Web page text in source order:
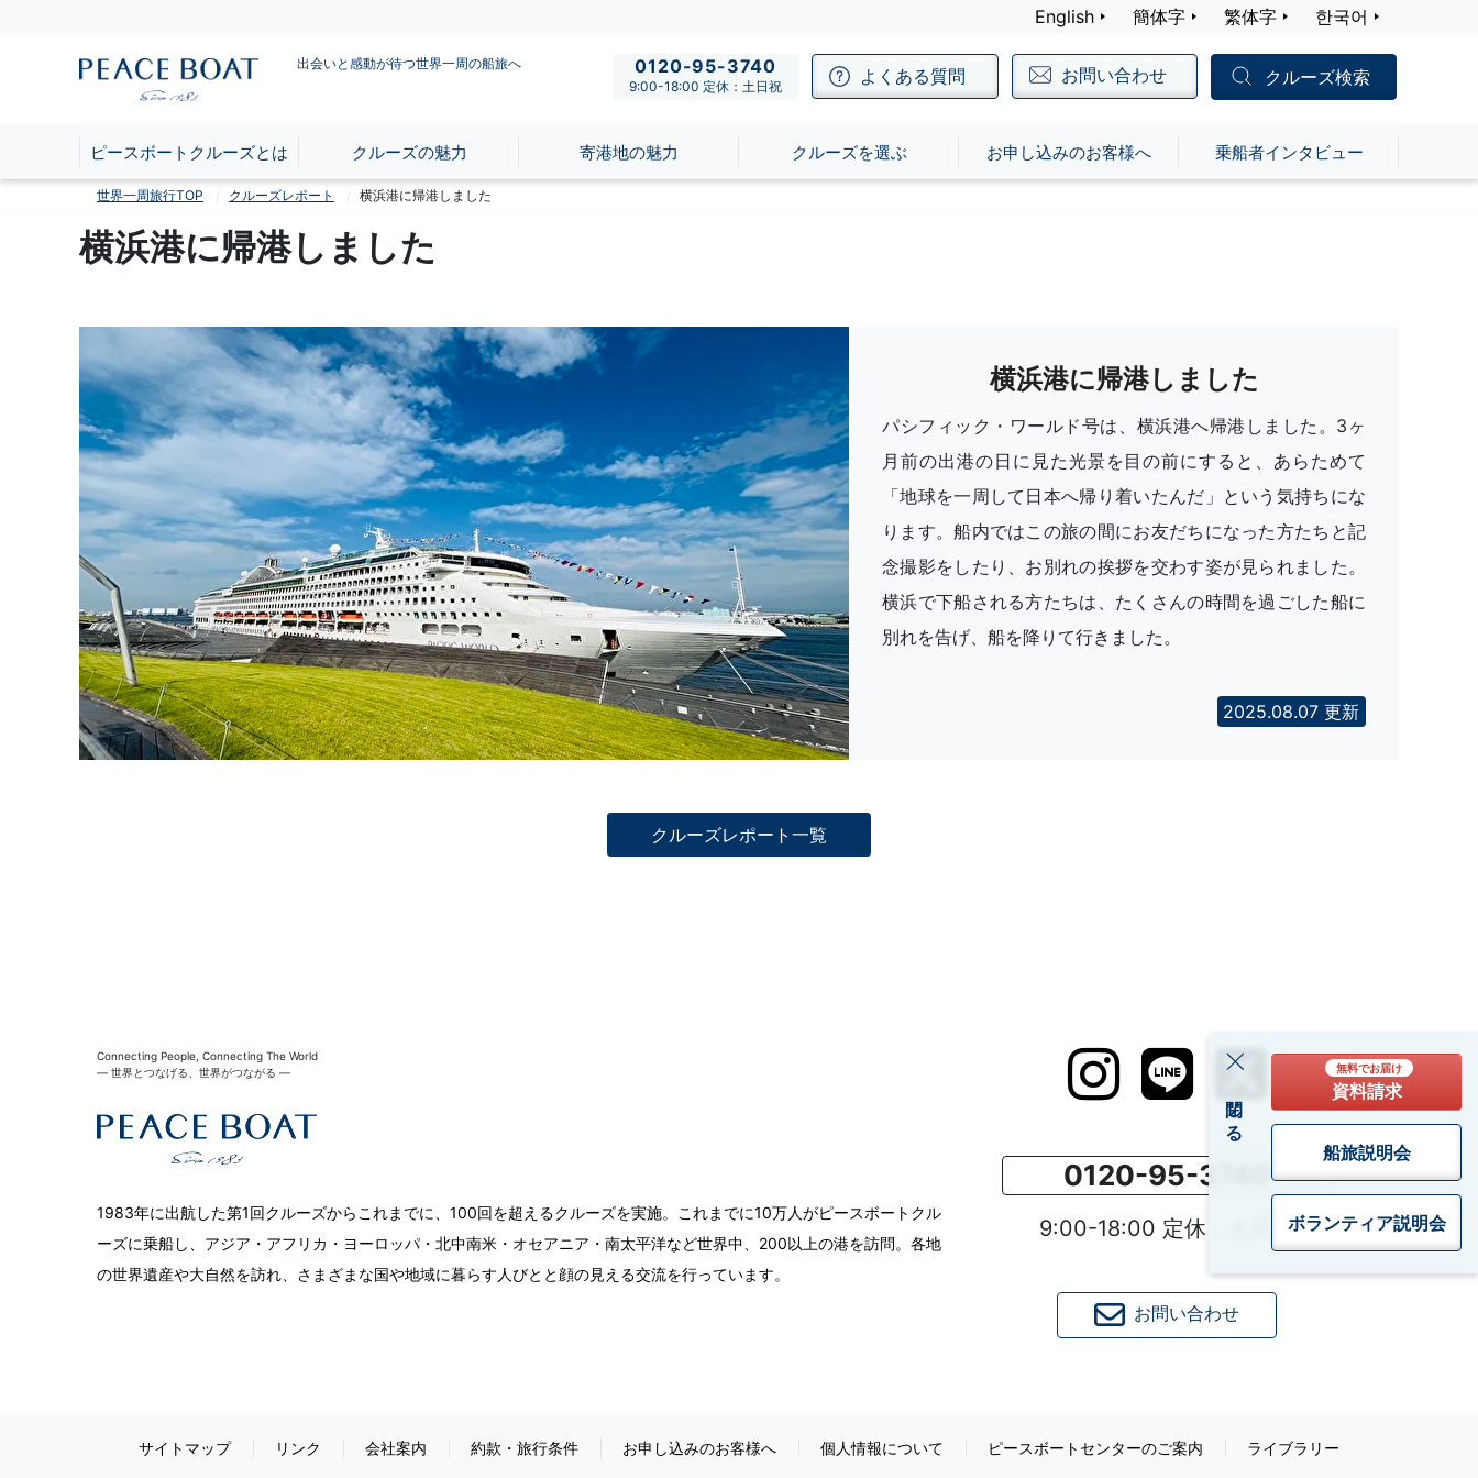
English 簡体字 繁体字 한국어
出会いと感動が待つ世界一周の船旅へ 0120-95-3740
9:00-18:00 定休：土日祝 よくある質問 お問い合わせ クルーズ検索
ピースボートクルーズとは クルーズの魅力 寄港地の魅力 クルーズを選ぶ お申し込みのお客様へ 乗船者インタビュー
閉じる
無料でお届け
資料請求
船旅説明会
ボランティア説明会
世界一周旅行TOP クルーズレポート 横浜港に帰港しました
横浜港に帰港しました
横浜港に帰港しました
パシフィック・ワールド号は、横浜港へ帰港しました。3ヶ
月前の出港の日に見た光景を目の前にすると、あらためて
「地球を一周して日本へ帰り着いたんだ」という気持ちにな
ります。船内ではこの旅の間にお友だちになった方たちと記
念撮影をしたり、お別れの挨拶を交わす姿が見られました。
横浜で下船される方たちは、たくさんの時間を過ごした船に
別れを告げ、船を降りて行きました。
2025.08.07 更新
クルーズレポート一覧
0120-95-3740
9:00-18:00 定休：土日祝
お問い合わせ
Connecting People, Connecting The World
― 世界とつなげる、世界がつながる ―
1983年に出航した第1回クルーズからこれまでに、100回を超えるクルーズを実施。これまでに10万人がピースボートクル
ーズに乗船し、アジア・アフリカ・ヨーロッパ・北中南米・オセアニア・南太平洋など世界中、200以上の港を訪問。各地
の世界遺産や大自然を訪れ、さまざまな国や地域に暮らす人びとと顔の見える交流を行っています。
サイトマップ リンク 会社案内 約款・旅行条件 お申し込みのお客様へ 個人情報について ピースボートセンターのご案内 ライブラリー